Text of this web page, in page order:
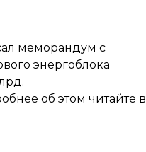
меморандум с
энергоблока
об этом читайте в